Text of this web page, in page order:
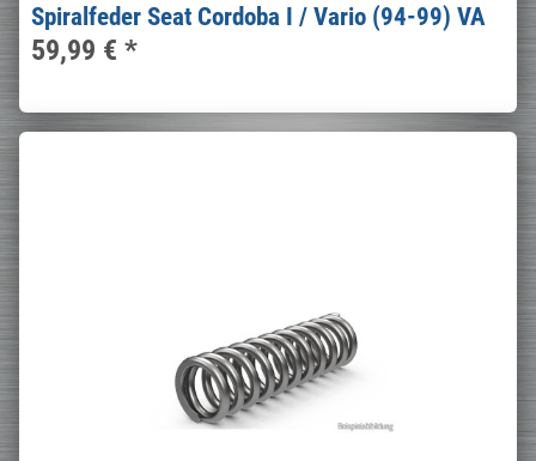
Spiralfeder Seat Cordoba I / Vario (94-99) VA
59,99 € *